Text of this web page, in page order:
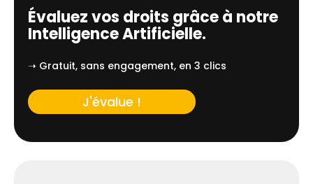
Évaluez vos droits grâce à notre
Intelligence Artificielle.
➝ Gratuit, sans engagement, en 3 clics
J'évalue !